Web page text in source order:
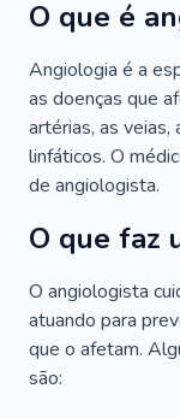
O que é
Angiologia é a
as doenças que
artérias, as
linfáticos. O
de angiologista.
O que faz
O angiologista
atuando para
que o afetam.
são: